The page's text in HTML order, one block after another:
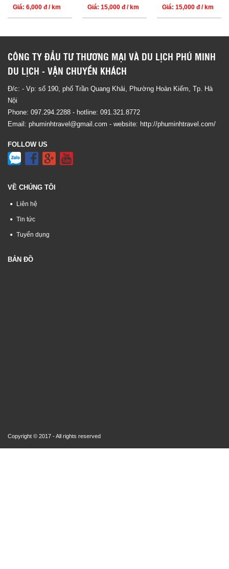
Giá: 6,000 đ / km Giá: 15,000 đ / km Giá: 15,000 đ / km
CÔNG TY ĐẦU TƯ THƯƠNG MẠI VÀ DU LỊCH PHÚ MINH
DU LỊCH - VẬN CHUYỂN KHÁCH
Đ/c: - Vp: số 190, phố Trần Quang Khải, Phường Hoàn Kiếm, Tp. Hà
Nội
Phone: 097.294.2288 - hotline: 091.321.8772
Email: phuminhtravel@gmail.com - website: http://phuminhtravel.com/
FOLLOW US
VỀ CHÚNG TÔI
Liên hệ
Tin tức
Tuyển dụng
BẢN ĐỒ
Copyright © 2017 - All rights reserved